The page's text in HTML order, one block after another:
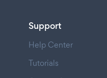
Support
Help Center
Tutorials